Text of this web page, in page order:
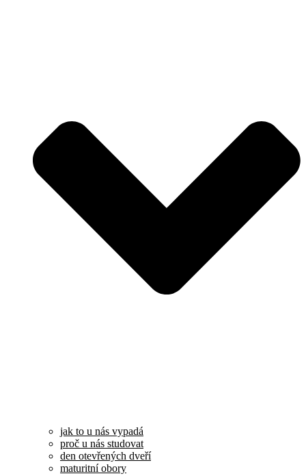
jak to u nás vypadá
proč u nás studovat
den otevřených dveří
maturitní obory